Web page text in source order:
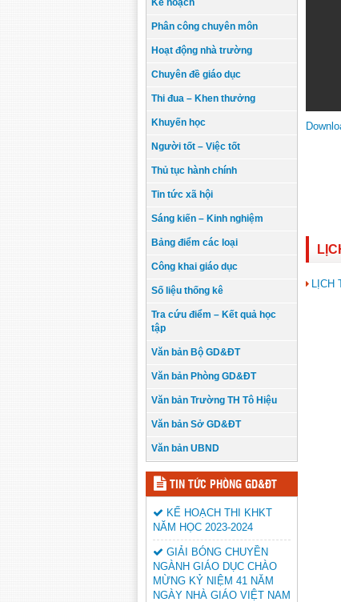
Phân công chuyên môn
Hoạt động nhà trường
Chuyên đề giáo dục
Thi đua – Khen thưởng
Khuyến học
Người tốt – Việc tốt
Thủ tục hành chính
Tin tức xã hội
Sáng kiến – Kinh nghiệm
Bảng điểm các loại
Công khai giáo dục
Số liệu thống kê
Tra cứu điểm – Kết quả học
tập
Văn bản Bộ GD&ĐT
Văn bản Phòng GD&ĐT
Văn bản Trường TH Tô Hiệu
Văn bản Sở GD&ĐT
Văn bản UBND
TIN TỨC PHÒNG GD&ĐT
KẾ HOẠCH THI KHKT
NĂM HỌC 2023-2024
GIẢI BÓNG CHUYỀN
NGÀNH GIÁO DỤC CHÀO
MỪNG KỶ NIỆM 41 NĂM
NGÀY NHÀ GIÁO VIỆT NAM